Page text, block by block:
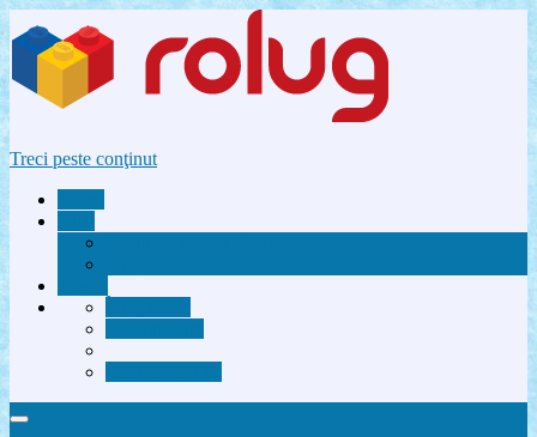
Treci peste conţinut